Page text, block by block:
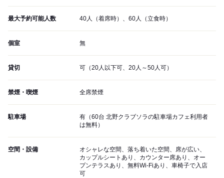
最大予約可能人数 40人（着席時）、60人（立食時）
個室 無
貸切 可（20人以下可、20人～50人可）
禁煙・喫煙 全席禁煙
駐車場
有（60台 北野クラブソラの駐車場カフェ利用者
は無料）
空間・設備
オシャレな空間、落ち着いた空間、席が広い、
カップルシートあり、カウンター席あり、オー
プンテラスあり、無料Wi-Fiあり、車椅子で入店
可